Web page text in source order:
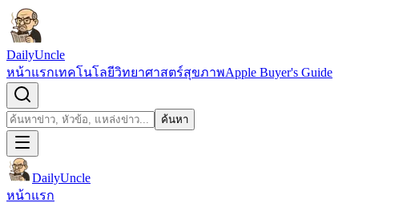
ข้ามไปยังเนื้อหา
DailyUncle
หน้าแรกเทคโนโลยีวิทยาศาสตร์สุขภาพApple Buyer's Guide
ค้นหา ค้นหา
DailyUncle
หน้าแรก